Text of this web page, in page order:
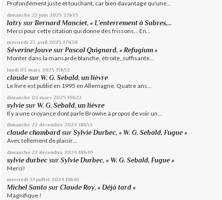
Profondément juste et touchant, car bien davantage qu'une...
dimanche 22 juin 2025 22h35
latry surBernard Manciet, « L’enterrement à Sabres,...
Merci pour cette citation qui donne des frissons... En...
mercredi 23 avril 2025 17h38
Séverine Jouve surPascal Quignard, « Refugium »
Monter dans la mansarde blanche, étroite, suffisante...
lundi 03 mars 2025 15h52
claude surW. G. Sebald, un lièvre
Le livre est publié en 1995 en Allemagne. Quatre ans...
dimanche 02 mars 2025 19h22
sylvie surW. G. Sebald, un lièvre
Il y a une croyance dont parle Browne à propos de voir un...
dimanche 22 décembre 2024 18h53
claude chambard surSylvie Durbec, « W. G. Sebald, Fugue »
Avec tellement de plaisir…
dimanche 22 décembre 2024 18h49
sylvie durbec surSylvie Durbec, « W. G. Sebald, Fugue »
Merci!
mercredi 31 juillet 2024 19h16
Michel Santo surClaude Roy, « Déjà tard »
Magnifique !